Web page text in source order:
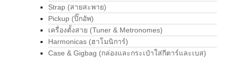
Strap (สายสะพาย)
Pickup (ปิ๊กอัพ)
เครื่องตั้งสาย (Tuner & Metronomes)
Harmonicas (ฮาโมนิการ์)
Case & Gigbag (กล่องและกระเป๋าใส่กีตาร์และเบส)